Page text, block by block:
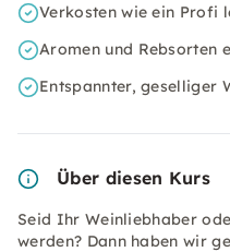
Verkosten wie ein Profi
Aromen und Rebsorten
Entspannter, geselliger
Über diesen Kurs
Seid Ihr Weinliebhaber
werden? Dann haben wir